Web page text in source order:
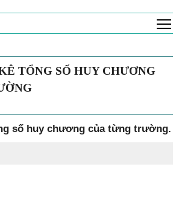
TỔNG SỐ HUY CHƯƠNG
số huy chương của từng trường.